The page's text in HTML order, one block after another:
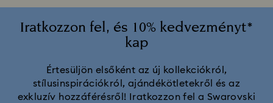
Iratkozzon fel, és 10% kedvezményt*
kap
Értesüljön elsőként az új kollekciókról,
stílusinspirációkról, ajándékötletekről és az
exkluzív hozzáférésről! Iratkozzon fel a Swarovski